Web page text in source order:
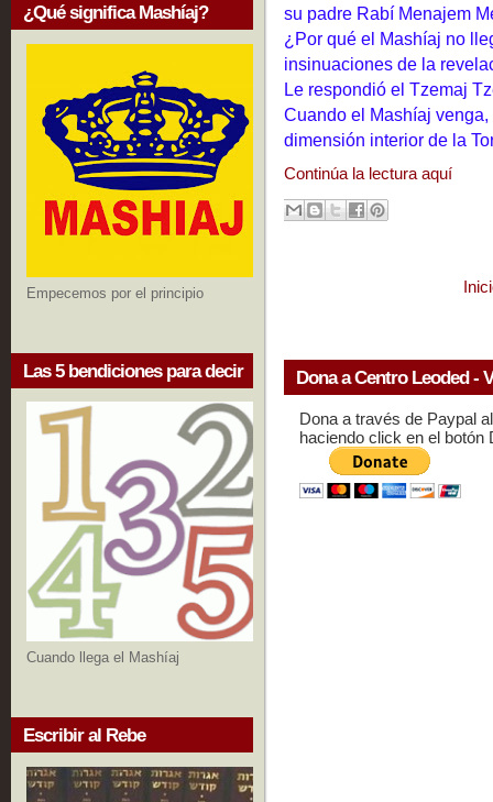
¿Qué significa Mashíaj?
Empecemos por el principio
Las 5 bendiciones para decir
Cuando llega el Mashíaj
Escribir al Rebe
su padre Rabí Menajem
¿Por qué el Mashíaj no
insinuaciones de la
Le respondió el Tzemaj
Cuando el Mashíaj
dimensión interior de la
Continúa la lectura aquí
Dona a Centro Leoded -
Dona a través de Paypal
haciendo click en el botón